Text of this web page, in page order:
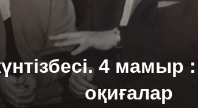
4 мамыр
оқиғалар